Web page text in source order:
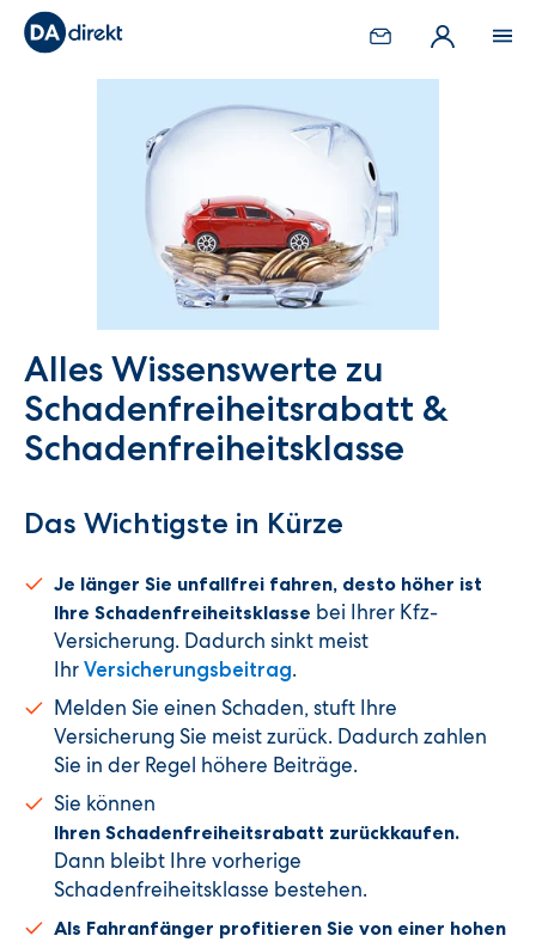
Alles Wissenswerte zu
Schadenfreiheitsrabatt &
Schadenfreiheitsklasse
Das Wichtigste in Kürze
Je länger Sie unfallfrei fahren, desto höher ist
Ihre Schadenfreiheitsklasse bei Ihrer Kfz-
Versicherung. Dadurch sinkt meist
Ihr Versicherungsbeitrag.
Melden Sie einen Schaden, stuft Ihre
Versicherung Sie meist zurück. Dadurch zahlen
Sie in der Regel höhere Beiträge.
Sie können
Ihren Schadenfreiheitsrabatt zurückkaufen.
Dann bleibt Ihre vorherige
Schadenfreiheitsklasse bestehen.
Als Fahranfänger profitieren Sie von einer hohen